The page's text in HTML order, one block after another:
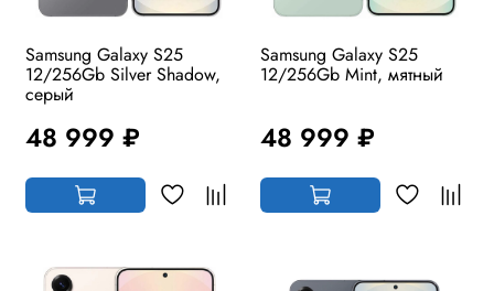
Samsung Galaxy S25
12/256Gb Silver Shadow,
серый
48 999 ₽
Samsung Galaxy S25
12/256Gb Mint, мятный
48 999 ₽